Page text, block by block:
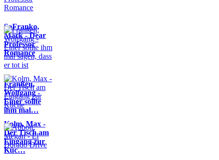
SaFranko,
Mark - Dear
Professor
Romance
Franßen,
Wolfgang -
Einer sollte
ihm mal…
Kolm, Max -
Der Tisch am
Eingang zur
Küc…